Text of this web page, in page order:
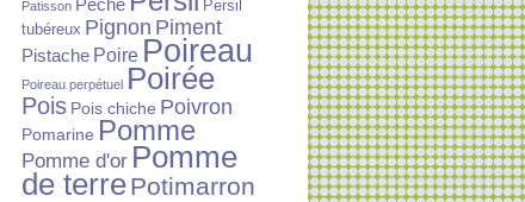
Patisson Peche
Persil
tubéreux Pignon Piment
Pistache Poire Poireau
Poireau perpétuel Poirée
Pois Pois chiche Poivron
Pomarine Pomme
Pomme d'or Pomme
de terrePotimarron